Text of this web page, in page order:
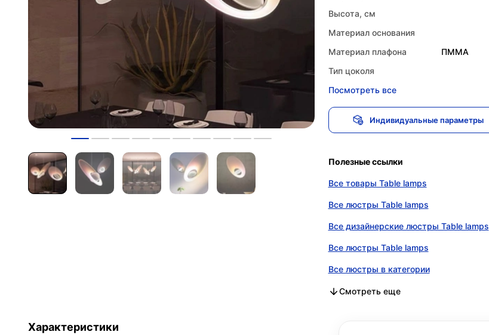
Высота, см
Материал основания
Материал плафона
ПММА
Тип цоколя
Посмотреть все
Индивидуальные параметры
Полезные ссылки
Все товары Table lamps
Все люстры Table lamps
Все дизайнерские люстры Table lamps
Все люстры Table lamps
Все люстры в категории
Все дизайнерские люстры в категории
Все люстры в категории
Смотреть еще
Характеристики